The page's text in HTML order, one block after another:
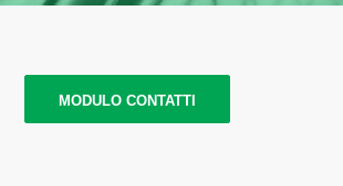
MODULO CONTATTI